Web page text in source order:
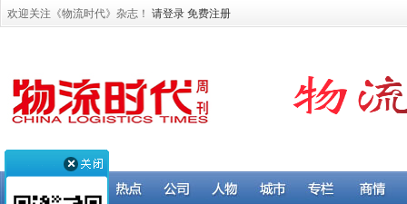
欢迎关注《物流时代》杂志！ 请登录 免费注册